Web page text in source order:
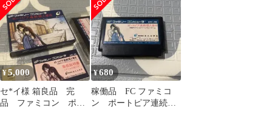
本
¥5,000
セ*イ様 箱良品 完
品 ファミコン ポー
¥680
稼働品 FC ファミコ
ン ポートピア連続殺